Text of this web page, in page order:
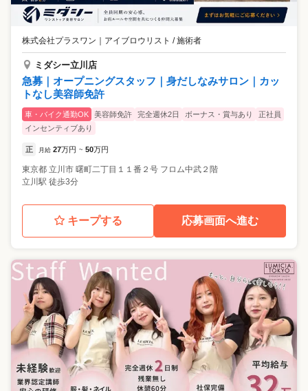
株式会社プラスワン アイブロウリスト / 施術者
ミダシー立川店
急募｜オープニングスタッフ｜身だしなみサロン｜カッ
トなし美容師免許
車・バイク通勤OK 美容師免許 完全週休2日 ボーナス・賞与あり
正社員
インセンティブあり
正 月給 27万円 ~ 50万円
東京都 立川市 曙町二丁目１１番２号 フロム中武２階
立川駅 徒歩3分
キープする 応募画面へ進む